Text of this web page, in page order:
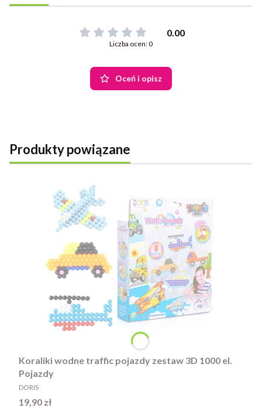
0.00
Liczba ocen: 0
Oceń i opisz
Produkty powiązane
Koraliki wodne traffic pojazdy zestaw 3D 1000 el.
Pojazdy
PRODUCENT
DORIS
Cena
19,90 zł